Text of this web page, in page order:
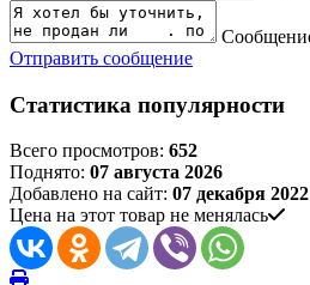
Отправить сообщение
Статистика популярности
Всего просмотров: 652
Поднято: 07 августа 2026
Добавлено на сайт: 07 декабря 2022
Цена на этот товар не менялась